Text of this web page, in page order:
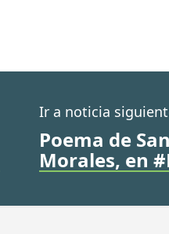
Ir a noticia
Poema de
Morales, en